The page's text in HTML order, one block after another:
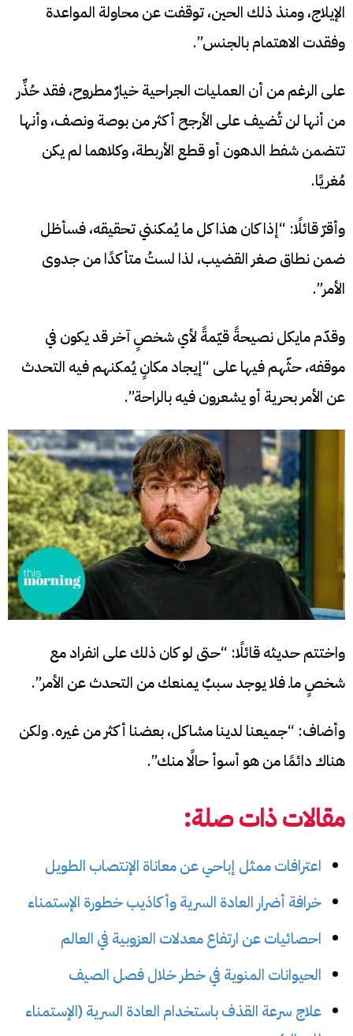
الإيلاج، ومنذ ذلك الحين، توقفت عن محاولة المواعدة
وفقدت الاهتمام بالجنس”.
على الرغم من أن العمليات الجراحية خيارٌ مطروح، فقد حُذِّر
من أنها لن تُضيف على الأرجح أكثر من بوصة ونصف، وأنها
تتضمن شفط الدهون أو قطع الأربطة، وكلاهما لم يكن
مُغريًا.
وأقرّ قائلًا: “إذا كان هذا كل ما يُمكنني تحقيقه، فسأظل
ضمن نطاق صغر القضيب، لذا لستُ متأكدًا من جدوى
الأمر”.
وقدّم مايكل نصيحةً قيّمةً لأي شخصٍ آخر قد يكون في
موقفه، حثّهم فيها على “إيجاد مكانٍ يُمكنهم فيه التحدث
عن الأمر بحرية أو يشعرون فيه بالراحة”.
واختتم حديثه قائلًا: “حتى لو كان ذلك على انفراد مع
شخصٍ ماـ فلا يوجد سببٌ يمنعك من التحدث عن الأمر”.
وأضاف: “جميعنا لدينا مشاكل، بعضنا أكثر من غيره. ولكن
هناك دائمًا من هو أسوأ حالًا منك”.
مقالات ذات صلة:
اعترافات ممثل إباحي عن معاناة الإنتصاب الطويل
خرافة أضرار العادة السرية وأكاذيب خطورة الإستمناء
احصائيات عن ارتفاع معدلات العزوبية في العالم
الحيوانات المنوية في خطر خلال فصل الصيف
علاج سرعة القذف باستخدام العادة السرية (الإستمناء